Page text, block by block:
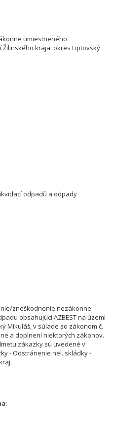
umiestneného
kraja: okres Liptovský
odpadů a odpady
zneškodnenie nezákonne
obsahujúci AZBEST na území
Mikuláš, v súlade so zákonom č.
a doplnení niektorých zákonov.
zákazky sú uvedené v
- Odstránenie nel. skládky -